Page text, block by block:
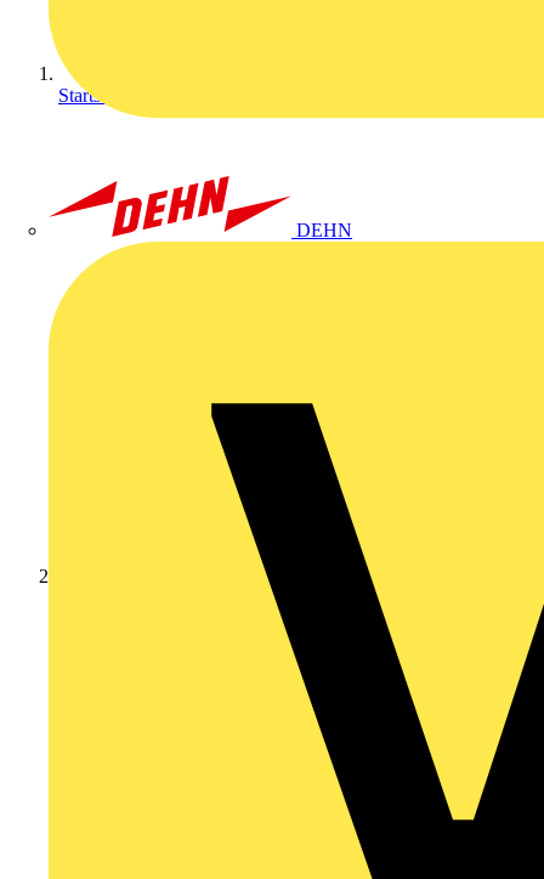
DEHN
Startseite